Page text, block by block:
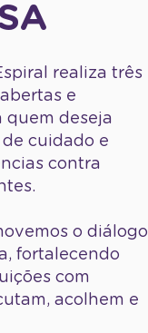
realiza três
e
quem deseja
cuidado e
contra
o diálogo
fortalecendo
com
acolhem e